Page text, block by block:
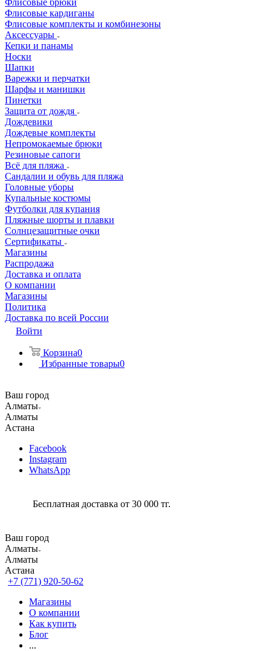
Флисовые брюки
Флисовые кардиганы
Флисовые комплекты и комбинезоны
Аксессуары
Кепки и панамы
Носки
Шапки
Варежки и перчатки
Шарфы и манишки
Пинетки
Защита от дождя
Дождевики
Дождевые комплекты
Непромокаемые брюки
Резиновые сапоги
Всё для пляжа
Сандалии и обувь для пляжа
Головные уборы
Купальные костюмы
Футболки для купания
Пляжные шорты и плавки
Солнцезащитные очки
Сертификаты
Магазины
Распродажа
Доставка и оплата
О компании
Магазины
Политика
Доставка по всей России
Войти
Корзина0
Избранные товары0
Ваш город
Алматы
Алматы
Астана
Facebook
Instagram
WhatsApp
Бесплатная доставка от 30 000 тг.
Ваш город
Алматы
Алматы
Астана
+7 (771) 920-50-62
Магазины
О компании
Как купить
Блог
...